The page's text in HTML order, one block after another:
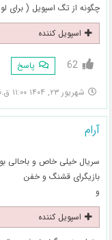
چگونه از تگ اسپویل ( برای
اسپویل کننده
62 پاسخ
شهریور ۲۳, ۱۴۰۴ ۱۱:۰۰ ق.ظ
آرام
سریال خیلی خاص و باحالی
بازیگرای قشنگ و خفن
و
اسپویل کننده